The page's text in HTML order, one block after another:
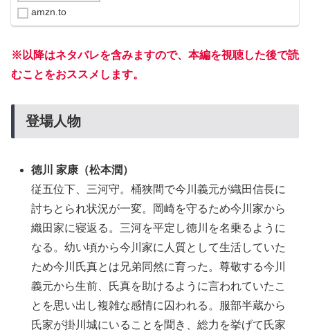
amzn.to
※以降はネタバレを含みますので、本編を視聴した後で読
むことをおススメします。
登場人物
徳川 家康（松本潤）
従五位下、三河守。桶狭間で今川義元が織田信長に
討ちとられ状況が一変。岡崎を守るため今川家から
織田家に寝返る。三河を平定し徳川を名乗るように
なる。幼い頃から今川家に人質として生活していた
ため今川氏真とは兄弟同然に育った。尊敬する今川
義元から生前、氏真を助けるように言われていたこ
とを思い出し複雑な感情に囚われる。服部半蔵から
氏家が掛川城にいることを聞き、総力を挙げて氏家